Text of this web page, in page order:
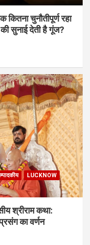
चुनौतीपूर्ण रहा
सुनाई देती है गूंज?
LUCKNOW
श्रीराम कथा:
का वर्णन